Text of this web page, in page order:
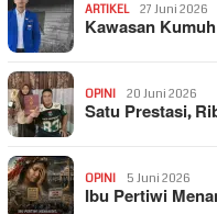
ARTIKEL 27 Juni 2026
Kawasan
OPINI 20 Juni 2026
Satu Prestasi,
OPINI 5 Juni 2026
Ibu Pertiwi